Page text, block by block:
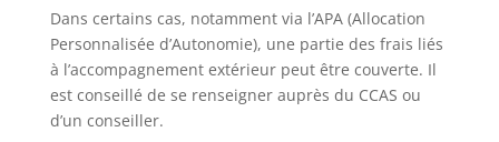
Dans certains cas, notamment via l’APA (Allocation
Personnalisée d’Autonomie), une partie des frais liés
à l’accompagnement extérieur peut être couverte. Il
est conseillé de se renseigner auprès du CCAS ou
d’un conseiller.